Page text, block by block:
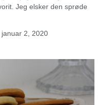
Jeg elsker den sprøde
januar 2, 2020